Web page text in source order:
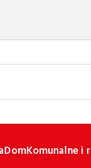
DomKomunalne i